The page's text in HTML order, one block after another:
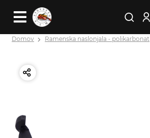
Domov Ramenska naslonjala - polikarbonat